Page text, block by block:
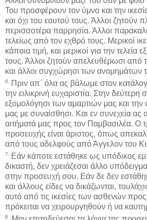
Του προσφέρουν τον ύμνο και την
και όχι του εαυτού τους. Άλλοι ζητούν
περισσοτέρα παρρησία. Άλλοι
τελείως από τον εχθρό τους. Μερικοί
κάποια τιμή, και μερικοί για την τελεία
τους. Άλλοι ζητούν απελευθέρωσι
και άλλοι συγχώρησι των ανομημάτων
6.
Πριν απ΄ όλα ας βάλωμε στον
την ειλικρινή ευχαριστία. Στην δεύτερη
εξομολόγησι των αμαρτιών μας και την
μας με συναίσθησι. Και εν συνεχεία ας
αιτήματά μας προς τον Παμβασιλέα. Ο
προσευχής είναι άριστος, όπως
από τους αδελφούς από Άγγελον του
7.
Εάν κάποτε εστάθηκε ως υπόδικος
δικαστή, δεν χρειάζεσαι άλλο
στην προσευχή σου. Εάν δε δεν
και άλλους είδες να δικάζωνται,
αυτό από τις ικεσίες των ασθενών
πρόκειται να χειρουργηθούν ή να
8.